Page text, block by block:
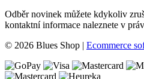
Odběr novinek můžete kdykoliv
kontaktní informace naleznete v
© 2026 Blues Shop | Ecommerce